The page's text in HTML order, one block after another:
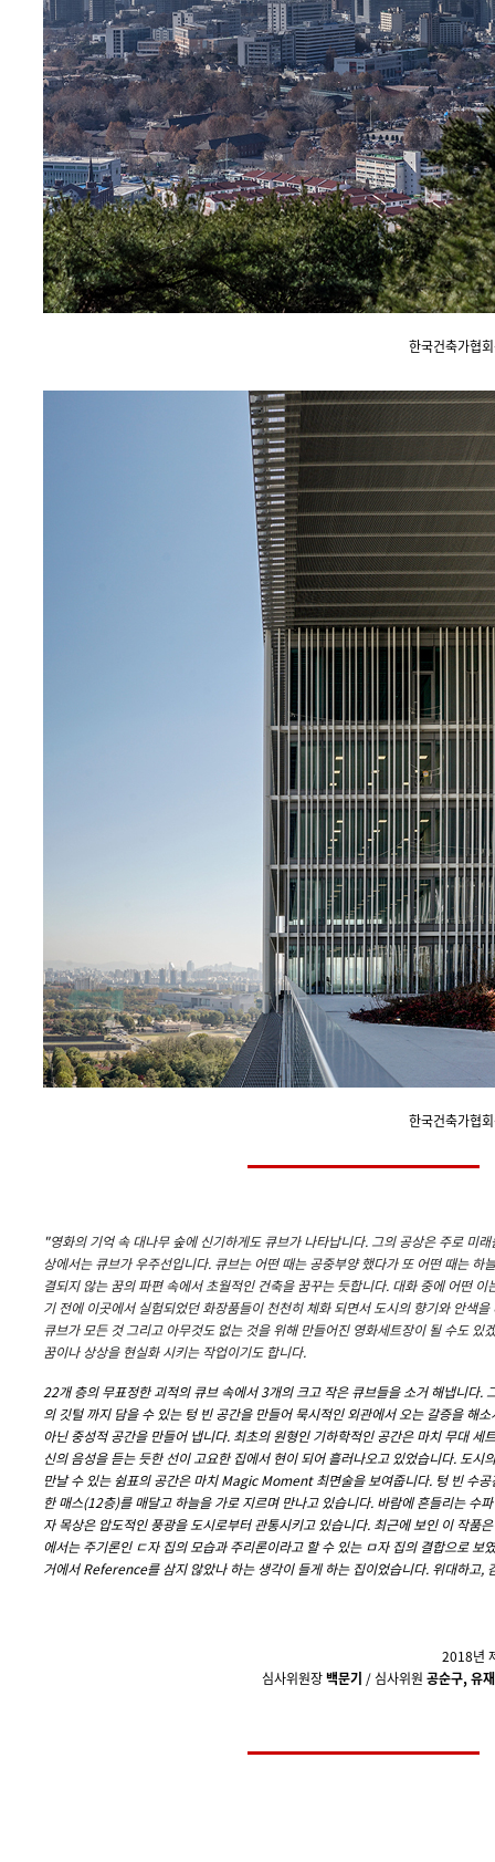
한국건축가협
한국건축가협
"영화의 기억 속 대나무 숲에 신기하게도 큐브가 나타납니다. 그의 공상은 주로 미
상에서는 큐브가 우주선입니다. 큐브는 어떤 때는 공중부양 했다가 또 어떤 때는 하
결되지 않는 꿈의 파편 속에서 초월적인 건축을 꿈꾸는 듯합니다. 대화 중에 어떤
기 전에 이곳에서 실험되었던 화장품들이 천천히 체화 되면서 도시의 향기와 안색
큐브가 모든 것 그리고 아무것도 없는 것을 위해 만들어진 영화세트장이 될 수도 있
꿈이나 상상을 현실화 시키는 작업이기도 합니다.
22개 층의 무표정한 괴적의 큐브 속에서 3개의 크고 작은 큐브들을 소거 해냅니다.
의 깃털 까지 담을 수 있는 텅 빈 공간을 만들어 묵시적인 외관에서 오는 갈증을 해
아닌 중성적 공간을 만들어 냅니다. 최초의 원형인 기하학적인 공간은 마치 무대 세
신의 음성을 듣는 듯한 선이 고요한 집에서 현이 되어 흘러나오고 있었습니다. 도시
만날 수 있는 쉼표의 공간은 마치 Magic Moment 최면술을 보여줍니다. 텅 빈 수
한 매스(12층)를 매달고 하늘을 가로 지르며 만나고 있습니다. 바람에 흔들리는 수
자 목상은 압도적인 풍광을 도시로부터 관통시키고 있습니다. 최근에 보인 이 작품
에서는 주기론인 ㄷ자 집의 모습과 주리론이라고 할 수 있는 ㅁ자 집의 결합으로 보
거에서 Reference를 삼지 않았나 하는 생각이 들게 하는 집이었습니다. 위대하고,
2018년
심사위원장백문기 / 심사위원 공순구, 유